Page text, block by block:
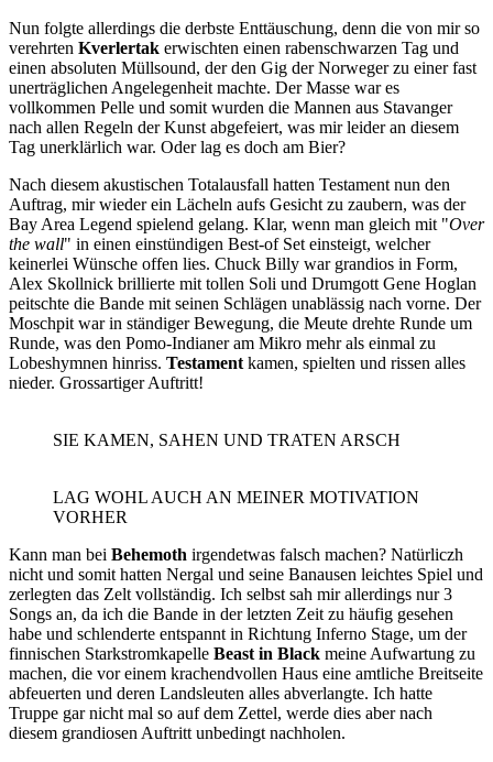
Nun folgte allerdings die derbste Enttäuschung, denn die von mir so
verehrten Kverlertak erwischten einen rabenschwarzen Tag und
einen absoluten Müllsound, der den Gig der Norweger zu einer fast
unerträglichen Angelegenheit machte. Der Masse war es
vollkommen Pelle und somit wurden die Mannen aus Stavanger
nach allen Regeln der Kunst abgefeiert, was mir leider an diesem
Tag unerklärlich war. Oder lag es doch am Bier?
Nach diesem akustischen Totalausfall hatten Testament nun den
Auftrag, mir wieder ein Lächeln aufs Gesicht zu zaubern, was der
Bay Area Legend spielend gelang. Klar, wenn man gleich mit "Over
the wall" in einen einstündigen Best-of Set einsteigt, welcher
keinerlei Wünsche offen lies. Chuck Billy war grandios in Form,
Alex Skollnick brillierte mit tollen Soli und Drumgott Gene Hoglan
peitschte die Bande mit seinen Schlägen unablässig nach vorne. Der
Moschpit war in ständiger Bewegung, die Meute drehte Runde um
Runde, was den Pomo-Indianer am Mikro mehr als einmal zu
Lobeshymnen hinriss. Testament kamen, spielten und rissen alles
nieder. Grossartiger Auftritt!
SIE KAMEN, SAHEN UND TRATEN ARSCH
LAG WOHL AUCH AN MEINER MOTIVATION
VORHER
Kann man bei Behemoth irgendetwas falsch machen? Natürliczh
nicht und somit hatten Nergal und seine Banausen leichtes Spiel und
zerlegten das Zelt vollständig. Ich selbst sah mir allerdings nur 3
Songs an, da ich die Bande in der letzten Zeit zu häufig gesehen
habe und schlenderte entspannt in Richtung Inferno Stage, um der
finnischen Starkstromkapelle Beast in Black meine Aufwartung zu
machen, die vor einem krachendvollen Haus eine amtliche Breitseite
abfeuerten und deren Landsleuten alles abverlangte. Ich hatte
Truppe gar nicht mal so auf dem Zettel, werde dies aber nach
diesem grandiosen Auftritt unbedingt nachholen.